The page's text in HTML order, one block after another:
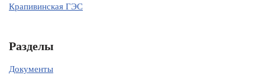
Крапивинская ГЭС
Разделы
Документы